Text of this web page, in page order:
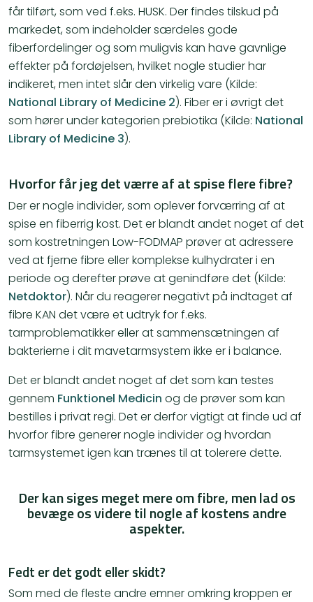
får tilført, som ved f.eks. HUSK. Der findes tilskud på
markedet, som indeholder særdeles gode
fiberfordelinger og som muligvis kan have gavnlige
effekter på fordøjelsen, hvilket nogle studier har
indikeret, men intet slår den virkelig vare (Kilde:
National Library of Medicine 2). Fiber er i øvrigt det
som hører under kategorien prebiotika (Kilde: National
Library of Medicine 3).
Hvorfor får jeg det værre af at spise flere fibre?
Der er nogle individer, som oplever forværring af at
spise en fiberrig kost. Det er blandt andet noget af det
som kostretningen Low-FODMAP prøver at adressere
ved at fjerne fibre eller komplekse kulhydrater i en
periode og derefter prøve at genindføre det (Kilde:
Netdoktor). Når du reagerer negativt på indtaget af
fibre KAN det være et udtryk for f.eks.
tarmproblematikker eller at sammensætningen af
bakterierne i dit mavetarmsystem ikke er i balance.
Det er blandt andet noget af det som kan testes
gennem Funktionel Medicin og de prøver som kan
bestilles i privat regi. Det er derfor vigtigt at finde ud af
hvorfor fibre generer nogle individer og hvordan
tarmsystemet igen kan trænes til at tolerere dette.
Der kan siges meget mere om fibre, men lad os
bevæge os videre til nogle af kostens andre
aspekter.
Fedt er det godt eller skidt?
Som med de fleste andre emner omkring kroppen er